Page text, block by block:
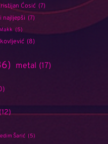
Ćosić (7)
najljepši (7)
Makk (5)
(8)
metal (17)
Šarić (5)